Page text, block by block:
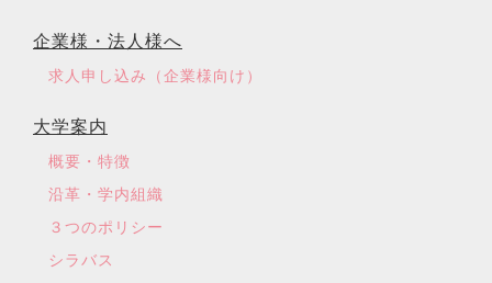
企業様・法人様へ
求人申し込み（企業様向け）
大学案内
概要・特徴
沿革・学内組織
３つのポリシー
シラバス